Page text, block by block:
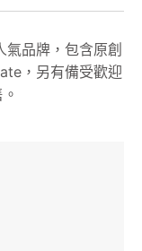
品牌，包含原創
，另有備受歡迎